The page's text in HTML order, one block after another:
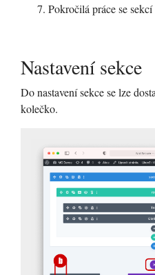
Pokročilá práce se sekcí
Nastavení sekce
Do nastavení sekce se lze
kolečko.